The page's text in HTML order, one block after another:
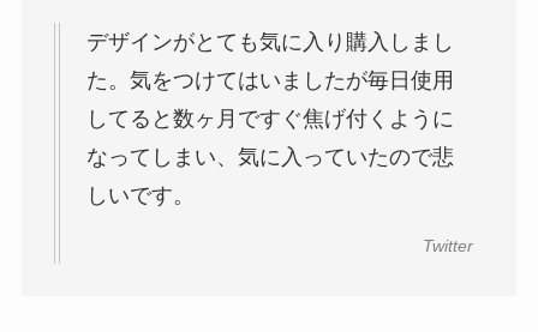
デザインがとても気に入り購入しまし
た。気をつけてはいましたが毎日使用
してると数ヶ月ですぐ焦げ付くように
なってしまい、気に入っていたので悲
しいです。
Twitter